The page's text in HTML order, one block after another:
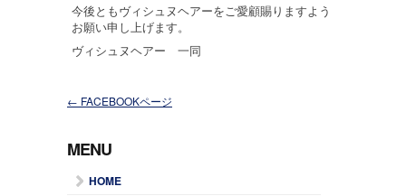
今後ともヴィシュヌヘアーをご愛顧賜りますよう
お願い申し上げます。
ヴィシュヌヘアー 一同
← FACEBOOKページ
MENU
HOME